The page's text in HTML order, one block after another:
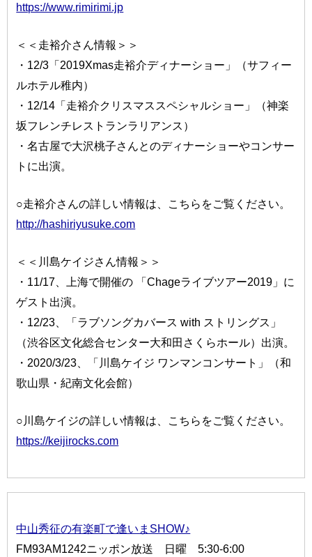
https://www.rimirimi.jp
＜＜走裕介さん情報＞＞
・12/3「2019Xmas走裕介ディナーショー」（サフィー
ルホテル稚内）
・12/14「走裕介クリスマススペシャルショー」（神楽
坂フレンチレストランラリアンス）
・名古屋で大沢桃子さんとのディナーショーやコンサー
トに出演。
○走裕介さんの詳しい情報は、こちらをご覧ください。
http://hashiriyusuke.com
＜＜川島ケイジさん情報＞＞
・11/17、上海で開催の 「Chageライブツアー2019」に
ゲスト出演。
・12/23、「ラブソングカバース with ストリングス」
（渋谷区文化総合センター大和田さくらホール）出演。
・2020/3/23、「川島ケイジ ワンマンコンサート」（和
歌山県・紀南文化会館）
○川島ケイジの詳しい情報は、こちらをご覧ください。
https://keijirocks.com
中山秀征の有楽町で逢いまSHOW♪
FM93AM1242ニッポン放送 日曜 5:30-6:00